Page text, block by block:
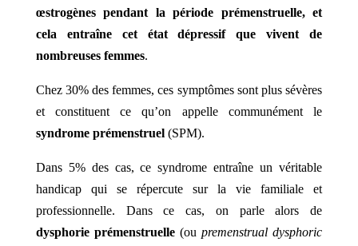
œstrogènes pendant la période prémenstruelle, et
cela entraîne cet état dépressif que vivent de
nombreuses femmes.
Chez 30% des femmes, ces symptômes sont plus sévères
et constituent ce qu’on appelle communément le
syndrome prémenstruel(SPM).
Dans 5% des cas, ce syndrome entraîne un véritable
handicap qui se répercute sur la vie familiale et
professionnelle. Dans ce cas, on parle alors de
dysphorie prémenstruelle(oupremenstrual dysphoric